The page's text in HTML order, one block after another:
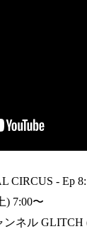
- Ep 8:
) 7:00〜
ンネル GLITCH